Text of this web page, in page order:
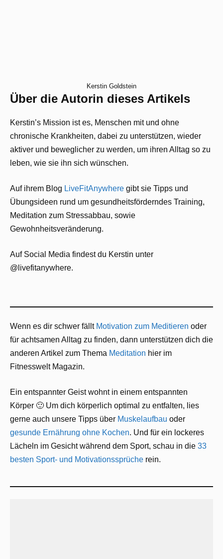
Kerstin Goldstein
Über die Autorin dieses Artikels
Kerstin’s Mission ist es, Menschen mit und ohne
chronische Krankheiten, dabei zu unterstützen, wieder
aktiver und beweglicher zu werden, um ihren Alltag so zu
leben, wie sie ihn sich wünschen.
Auf ihrem Blog LiveFitAnywhere gibt sie Tipps und
Übungsideen rund um gesundheitsförderndes Training,
Meditation zum Stressabbau, sowie
Gewohnheitsveränderung.
Auf Social Media findest du Kerstin unter
@livefitanywhere.
Wenn es dir schwer fällt Motivation zum Meditieren oder
für achtsamen Alltag zu finden, dann unterstützen dich die
anderen Artikel zum Thema Meditation hier im
Fitnesswelt Magazin.
Ein entspannter Geist wohnt in einem entspannten
Körper 🙂 Um dich körperlich optimal zu entfalten, lies
gerne auch unsere Tipps über Muskelaufbau oder
gesunde Ernährung ohne Kochen. Und für ein lockeres
Lächeln im Gesicht während dem Sport, schau in die 33
besten Sport- und Motivationssprüche rein.